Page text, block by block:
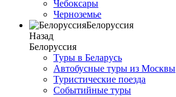
Чебоксары
Черноземье
Белоруссия
Назад
Белоруссия
Туры в Беларусь
Автобусные туры из Москвы
Туристические поезда
Событийные туры